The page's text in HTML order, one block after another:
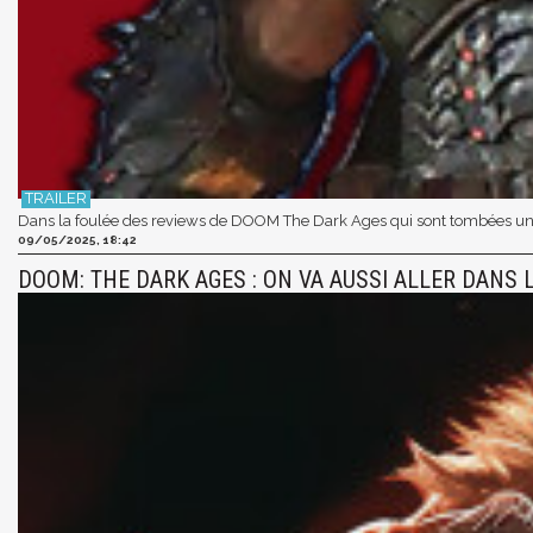
Dans la foulée des reviews de DOOM The Dark Ages qui sont tombées
09/05/2025, 18:42
DOOM: THE DARK AGES : ON VA AUSSI ALLER DANS